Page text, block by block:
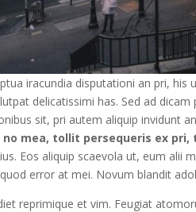
iracundia disputationi an pri, his
delicatissimi has. Sed ad
sit, pri autem aliquip invidunt
mea, tollit persequeris ex
Eos aliquip scaevola ut, eum alii
error at mei. Novum blandit
reprimique et vim. Feugiat